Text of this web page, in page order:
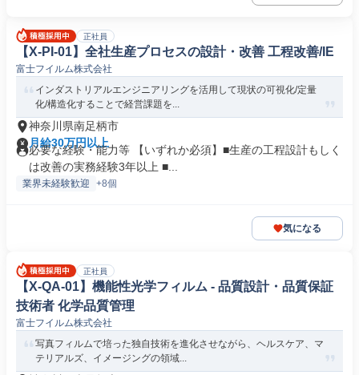
正社員
【X-PI-01】全社生産プロセスの設計・改善 工程改善/IE
富士フイルム株式会社
インダストリアルエンジニアリングを活用して現状の可視化/定量
化/構造化することで経営課題を...
神奈川県南足柄市
月給30万円以上
必要な経験・能力等 【いずれか必須】■生産の工程設計もしく
は改善の実務経験3年以上 ■...
業界未経験歓迎 +8個
気になる
正社員
【X-QA-01】機能性光学フィルム - 品質設計・品質保証
技術者 化学品質管理
富士フイルム株式会社
写真フィルムで培った独自技術を進化させながら、ヘルスケア、マ
テリアルズ、イメージングの領域...